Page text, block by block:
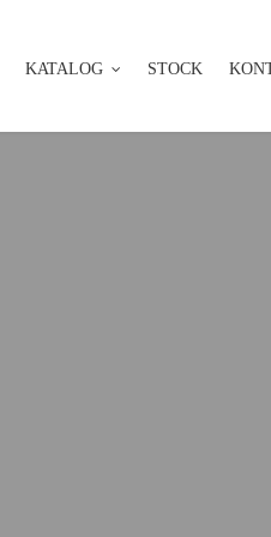
KATALOG STOCK
KATALOG STOCK